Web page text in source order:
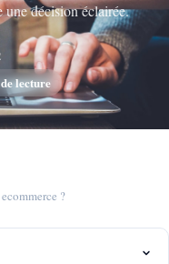
une décision éclairée.
lecture
?